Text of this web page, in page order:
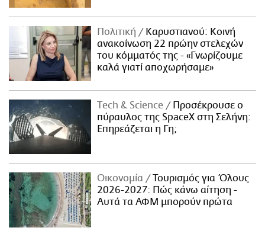
Πολιτική
Καρυστιανού: Κοινή
ανακοίνωση 22 πρώην στελεχών
του κόμματός της - «Γνωρίζουμε
καλά γιατί αποχωρήσαμε»
Τech & Science
Προσέκρουσε ο
πύραυλος της SpaceX στη Σελήνη:
Επηρεάζεται η Γη;
Οικονομία
Τουρισμός για Όλους
2026-2027: Πώς κάνω αίτηση -
Αυτά τα ΑΦΜ μπορούν πρώτα